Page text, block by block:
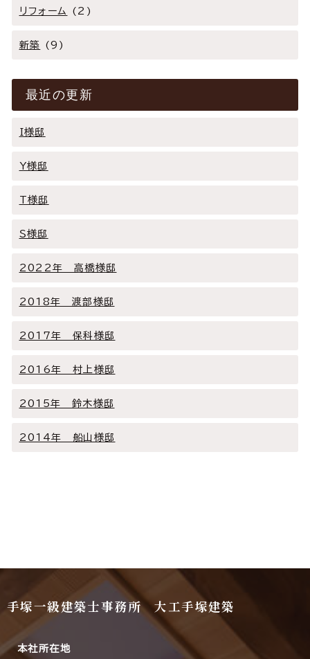
リフォーム (2)
新築 (9)
最近の更新
I様邸
Y様邸
T様邸
Ｓ様邸
2022年 高橋様邸
2018年 渡部様邸
2017年 保科様邸
2016年 村上様邸
2015年 鈴木様邸
2014年 船山様邸
手塚一級建築士事務所 大工手塚建築
本社所在地